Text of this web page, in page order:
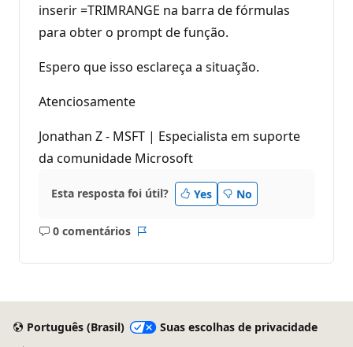
inserir =TRIMRANGE na barra de fórmulas
para obter o prompt de função.
Espero que isso esclareça a situação.
Atenciosamente
Jonathan Z - MSFT | Especialista em suporte
da comunidade Microsoft
Esta resposta foi útil? Yes No
0 comentários
Sem
Português (Brasil)
Suas escolhas de privacidade